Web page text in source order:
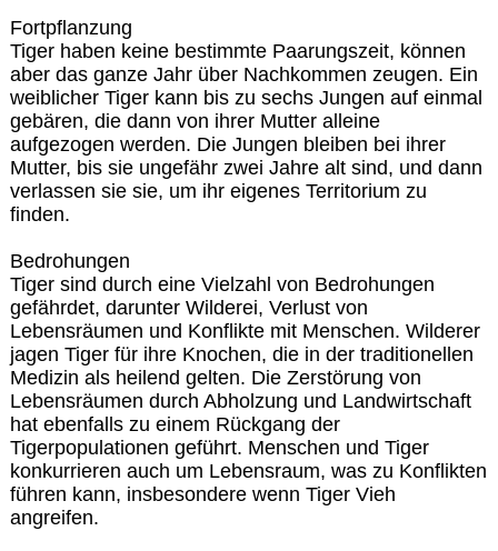
Fortpflanzung
Tiger haben keine bestimmte Paarungszeit, können
aber das ganze Jahr über Nachkommen zeugen. Ein
weiblicher Tiger kann bis zu sechs Jungen auf einmal
gebären, die dann von ihrer Mutter alleine
aufgezogen werden. Die Jungen bleiben bei ihrer
Mutter, bis sie ungefähr zwei Jahre alt sind, und dann
verlassen sie sie, um ihr eigenes Territorium zu
finden.
Bedrohungen
Tiger sind durch eine Vielzahl von Bedrohungen
gefährdet, darunter Wilderei, Verlust von
Lebensräumen und Konflikte mit Menschen. Wilderer
jagen Tiger für ihre Knochen, die in der traditionellen
Medizin als heilend gelten. Die Zerstörung von
Lebensräumen durch Abholzung und Landwirtschaft
hat ebenfalls zu einem Rückgang der
Tigerpopulationen geführt. Menschen und Tiger
konkurrieren auch um Lebensraum, was zu Konflikten
führen kann, insbesondere wenn Tiger Vieh
angreifen.